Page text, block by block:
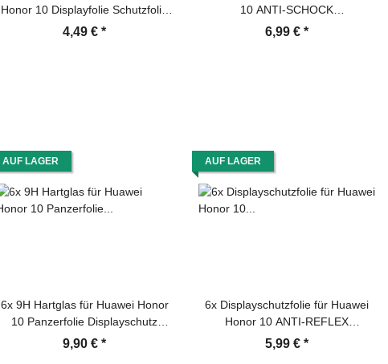
Honor 10 Displayfolie Schutzfolie
HD ULTRA KLAR
4,49 € *
10 ANTI-SCHOCK
Displayschutzfolie Folie MATT
6,99 € *
AUF LAGER
6x 9H Hartglas für Huawei Honor
10 Panzerfolie Displayschutz
Schutzglas HD KLAR Panzerglas
9,90 € *
AUF LAGER
6x Displayschutzfolie für Huawei
Honor 10 ANTI-REFLEX
Displayfolie MATT
5,99 € *